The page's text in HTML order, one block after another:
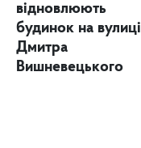
відновлюють
будинок на вулиці
Дмитра
Вишневецького